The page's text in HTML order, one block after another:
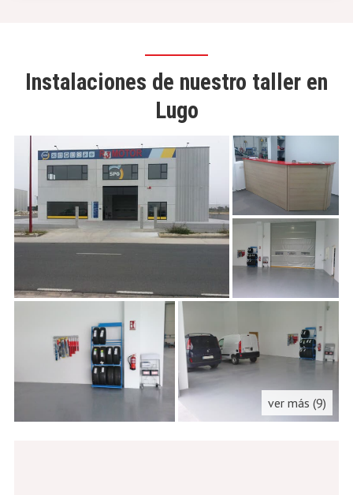
Instalaciones de nuestro taller en
Lugo
ver más (9)